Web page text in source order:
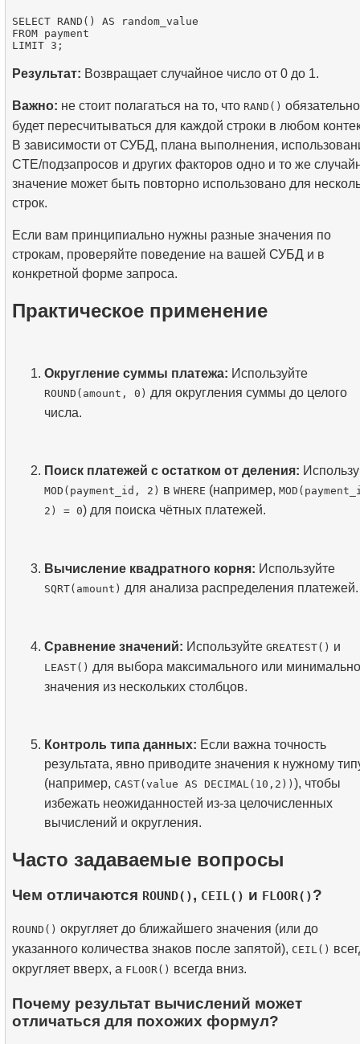
SELECT RAND() AS random_value
FROM payment
Результат: Возвращает случайное число от 0 до 1.
Важно: не стоит полагаться на то, что RAND() обязательно
будет пересчитываться для каждой строки в любом
В зависимости от СУБД, плана выполнения,
CTE/подзапросов и других факторов одно и то же
значение может быть повторно использовано для
строк.
Если вам принципиально нужны разные значения по
строкам, проверяйте поведение на вашей СУБД и в
конкретной форме запроса.
Практическое применение
Округление суммы платежа: Используйте
ROUND(amount, 0) для округления суммы до целого
числа.
Поиск платежей с остатком от деления:
MOD(payment_id, 2) в WHERE (например,
2) = 0) для поиска чётных платежей.
Вычисление квадратного корня: Используйте
SQRT(amount) для анализа распределения платежей.
Сравнение значений: Используйте GREATEST() и
LEAST() для выбора максимального или
значения из нескольких столбцов.
Контроль типа данных: Если важна точность
результата, явно приводите значения к нужному
(например, CAST(value AS DECIMAL(10,2)) ), чтобы
избежать неожиданностей из-за целочисленных
вычислений и округления.
Часто задаваемые вопросы
Чем отличаются ROUND(), CEIL() и FLOOR()?
ROUND() округляет до ближайшего значения (или до
указанного количества знаков после запятой), CEIL()
округляет вверх, а FLOOR() всегда вниз.
Почему результат вычислений может
отличаться для похожих формул?